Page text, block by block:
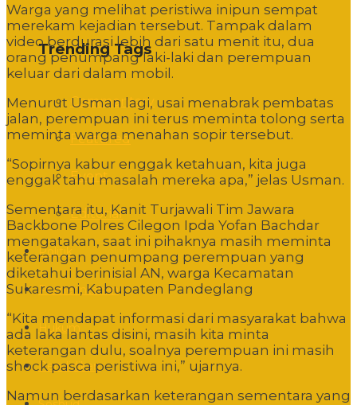
Trending Tags
Commentary
Featured
Event
Editorial
Politik
Pemerintahan
Hukum
Pendidikan
Warga yang melihat peristiwa inipun sempat
merekam kejadian tersebut. Tampak dalam
video berdurasi lebih dari satu menit itu, dua
orang penumpang laki-laki dan perempuan
keluar dari dalam mobil.
Menurut Usman lagi, usai menabrak pembatas
jalan, perempuan ini terus meminta tolong serta
meminta warga menahan sopir tersebut.
“Sopirnya kabur enggak ketahuan, kita juga
enggak tahu masalah mereka apa,” jelas Usman.
Sementara itu, Kanit Turjawali Tim Jawara
Backbone Polres Cilegon Ipda Yofan Bachdar
mengatakan, saat ini pihaknya masih meminta
keterangan penumpang perempuan yang
diketahui berinisial AN, warga Kecamatan
Sukaresmi, Kabupaten Pandeglang
“Kita mendapat informasi dari masyarakat bahwa
ada laka lantas disini, masih kita minta
keterangan dulu, soalnya perempuan ini masih
shock pasca peristiwa ini,” ujarnya.
Namun berdasarkan keterangan sementara yang